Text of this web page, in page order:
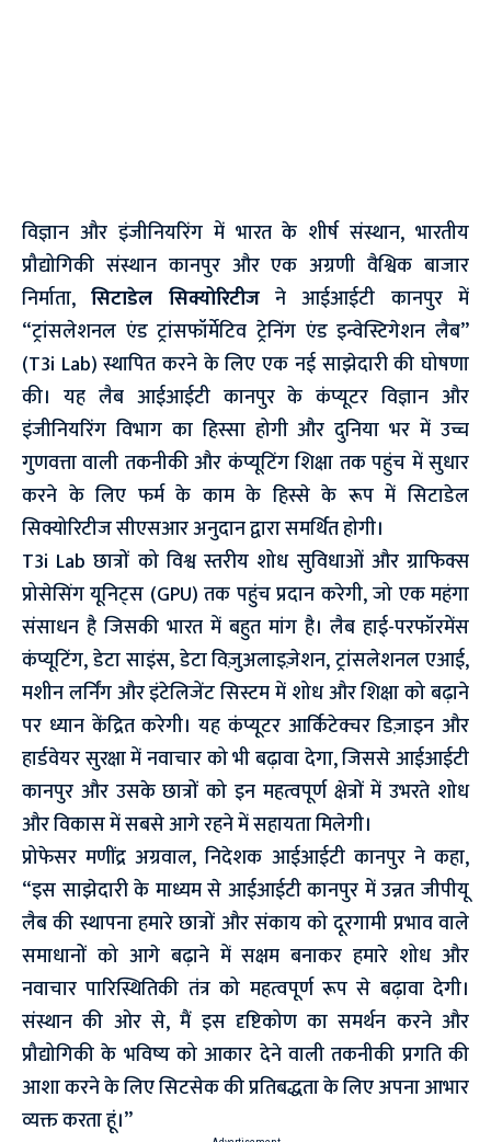
विज्ञान और इंजीनियरिंग में भारत के शीर्ष संस्थान, भारतीय
प्रौद्योगिकी संस्थान कानपुर और एक अग्रणी वैश्विक बाजार
निर्माता,सिटाडेल सिक्योरिटीजने आईआईटी कानपुर में
“ट्रांसलेशनल एंड ट्रांसफॉर्मेटिव ट्रेनिंग एंड इन्वेस्टिगेशन लैब”
(T3i Lab) स्थापित करने के लिए एक नई साझेदारी की घोषणा
की। यह लैब आईआईटी कानपुर के कंप्यूटर विज्ञान और
इंजीनियरिंग विभाग का हिस्सा होगी और दुनिया भर में उच्च
गुणवत्ता वाली तकनीकी और कंप्यूटिंग शिक्षा तक पहुंच में सुधार
करने के लिए फर्म के काम के हिस्से के रूप में सिटाडेल
सिक्योरिटीज सीएसआर अनुदान द्वारा समर्थित होगी।
T3i Lab छात्रों को विश्व स्तरीय शोध सुविधाओं और ग्राफिक्स
प्रोसेसिंग यूनिट्स (GPU) तक पहुंच प्रदान करेगी, जो एक महंगा
संसाधन है जिसकी भारत में बहुत मांग है। लैब हाई-परफॉरमेंस
कंप्यूटिंग, डेटा साइंस, डेटा विज़ुअलाइज़ेशन, ट्रांसलेशनल एआई,
मशीन लर्निंग और इंटेलिजेंट सिस्टम में शोध और शिक्षा को बढ़ाने
पर ध्यान केंद्रित करेगी। यह कंप्यूटर आर्किटेक्चर डिज़ाइन और
हार्डवेयर सुरक्षा में नवाचार को भी बढ़ावा देगा, जिससे आईआईटी
कानपुर और उसके छात्रों को इन महत्वपूर्ण क्षेत्रों में उभरते शोध
और विकास में सबसे आगे रहने में सहायता मिलेगी।
प्रोफेसर मणींद्र अग्रवाल, निदेशक आईआईटी कानपुर ने कहा,
“इस साझेदारी के माध्यम से आईआईटी कानपुर में उन्नत जीपीयू
लैब की स्थापना हमारे छात्रों और संकाय को दूरगामी प्रभाव वाले
समाधानों को आगे बढ़ाने में सक्षम बनाकर हमारे शोध और
नवाचार पारिस्थितिकी तंत्र को महत्वपूर्ण रूप से बढ़ावा देगी।
संस्थान की ओर से, मैं इस दृष्टिकोण का समर्थन करने और
प्रौद्योगिकी के भविष्य को आकार देने वाली तकनीकी प्रगति की
आशा करने के लिए सिटसेक की प्रतिबद्धता के लिए अपना आभार
व्यक्त करता हूं।”